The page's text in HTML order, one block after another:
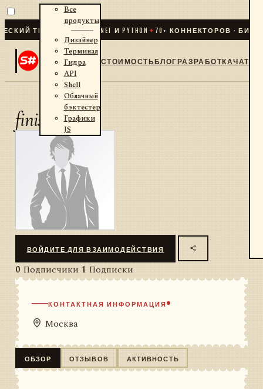
ТРЕЙДИНГ ДЛЯ .NET И PYTHON✦70+ КОННЕКТОРОВ ·
Все
продукты
Дизайнер
Терминал
Гидра
API
Shell
Облачный
бэктестер
Графики
JS
СТОИМОСТЬБЛОГРАЗРАБОТКАЧАТ
finiss
ВОЙДИТЕ ДЛЯ ВЗАИМОДЕЙСТВИЯ
0 Подписчики 1 Подписки
КОНТАКТНАЯ ИНФОРМАЦИЯ
Москва
ОБЗОР ОТЗЫВОВ АКТИВНОСТЬ